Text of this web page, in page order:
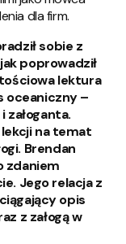
dla firm.
sobie z
poprowadził
lektura
oceaniczny –
na temat
Brendan
zdaniem
Jego relacja z
opis
z załogą w